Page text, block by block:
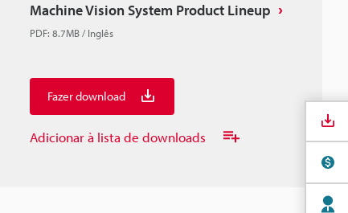
Machine Vision System Product Lineup
PDF: 8.7MB/Inglês
Fazer download
Adicionar à lista de downloads